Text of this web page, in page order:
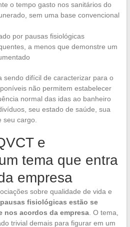
o tempo gasto nos sanitários do
sem uma base convencional
por pausas fisiológicas
a menos que demonstre um
sendo difícil de caracterizar para o
não permitem estabelecer
normal das idas ao banheiro
seu estado de saúde, sua
seu cargo.
e
tema que entra
empresa
sobre qualidade de vida e
fisiológicas estão se
nos acordos da empresa. O tema,
trivial demais para figurar em um